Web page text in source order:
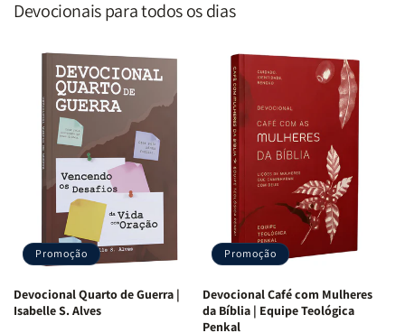
Devocionais para todos os dias
Promoção
Devocional Quarto de Guerra |
Isabelle S. Alves
Promoção
Devocional Café com Mulheres
da Bíblia | Equipe Teológica
Penkal